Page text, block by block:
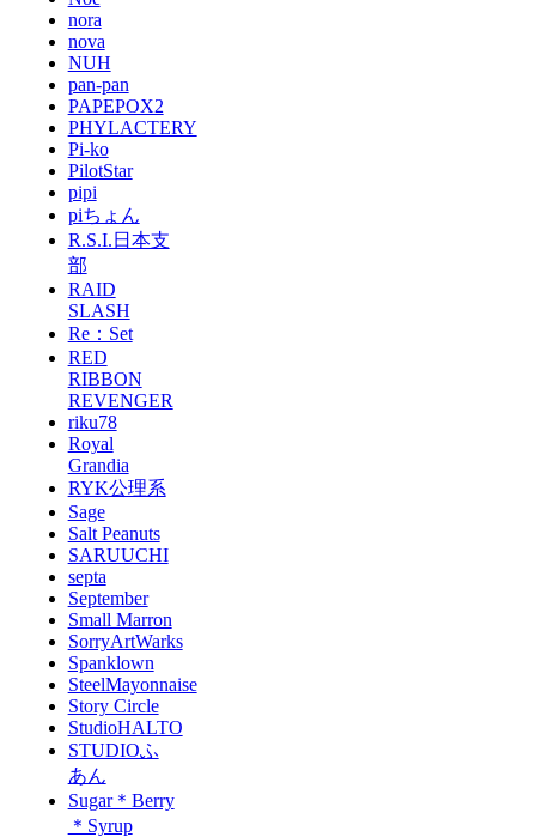
nora
nova
NUH
pan-pan
PAPEPOX2
PHYLACTERY
Pi-ko
PilotStar
pipi
piちょん
R.S.I.日本支
部
RAID
SLASH
Re：Set
RED
RIBBON
REVENGER
riku78
Royal
Grandia
RYK公理系
Sage
Salt Peanuts
SARUUCHI
septa
September
Small Marron
SorryArtWarks
Spanklown
SteelMayonnaise
Story Circle
StudioHALTO
STUDIOふ
あん
Sugar＊Berry
＊Syrup